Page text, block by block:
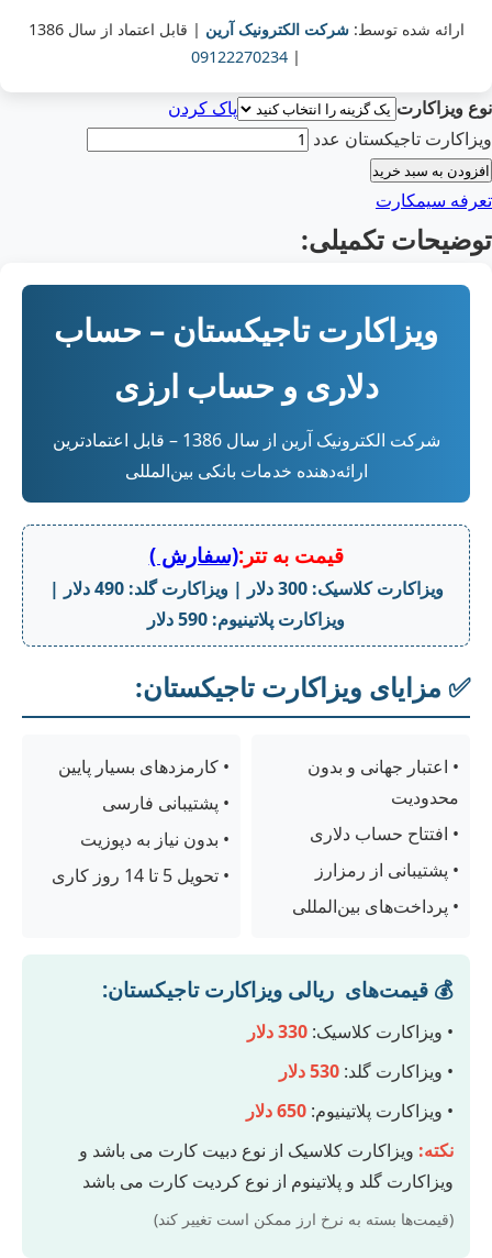
ارائه شده توسط:شرکت الکترونیک آرین
| قابل اعتماد از سال 1386
|
09122270234
نوع ویزاکارت
پاک کردن
ویزاکارت تاجیکستان عدد
افزودن به سبد خرید
تعرفه سیمکارت
توضیحات تکمیلی:
ویزاکارت تاجیکستان – حساب
دلاری و حساب ارزی
شرکت الکترونیک آرین از سال 1386 – قابل اعتمادترین
ارائه‌دهنده خدمات بانکی بین‌المللی
قیمت به تتر:(سفارش )
ویزاکارت کلاسیک: 300 دلار | ویزاکارت گلد: 490 دلار |
ویزاکارت پلاتینیوم: 590 دلار
✅ مزایای ویزاکارت تاجیکستان:
• اعتبار جهانی و بدون
محدودیت
• افتتاح حساب دلاری
• پشتیبانی از رمزارز
• پرداخت‌های بین‌المللی
• کارمزدهای بسیار پایین
• پشتیبانی فارسی
• بدون نیاز به دپوزیت
• تحویل 5 تا 14 روز کاری
💰 قیمت‌های ریالی ویزاکارت تاجیکستان:
• ویزاکارت کلاسیک: 330 دلار
• ویزاکارت گلد: 530 دلار
• ویزاکارت پلاتینیوم: 650 دلار
نکته: ویزاکارت کلاسیک از نوع دبیت کارت می باشد و
ویزاکارت گلد و پلاتینوم از نوع کردیت کارت می باشد
(قیمت‌ها بسته به نرخ ارز ممکن است تغییر کند)